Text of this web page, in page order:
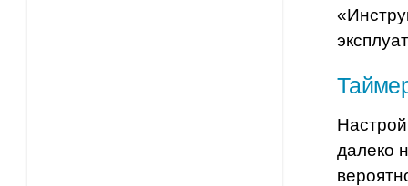
далеко